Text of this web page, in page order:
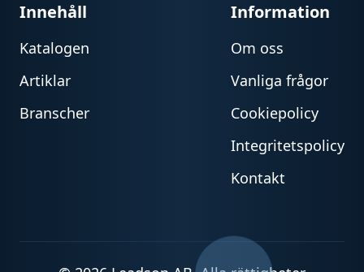
Innehåll
Katalogen
Artiklar
Branscher
Information
Om oss
Vanliga frågor
Cookiepolicy
Integritetspolicy
Kontakt